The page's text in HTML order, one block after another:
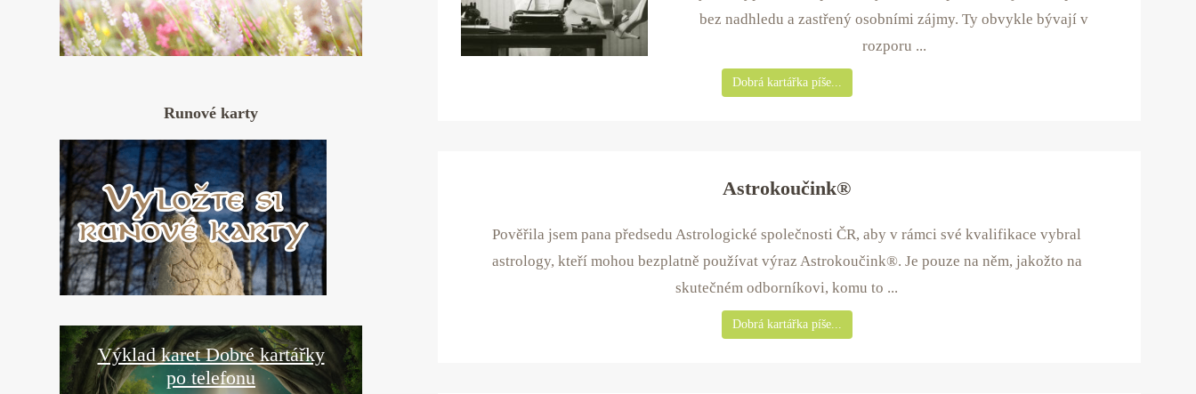
bez nadhledu a zastřený osobními zájmy. Ty obvykle bývají v
rozporu ...
Dobrá kartářka píše...
Astrokoučink®
Pověřila jsem pana předsedu Astrologické společnosti ČR, aby v rámci své kvalifikace vybral
astrology, kteří mohou bezplatně používat výraz Astrokoučink®. Je pouze na něm, jakožto na
skutečném odborníkovi, komu to ...
Dobrá kartářka píše...
Runové karty
Výklad karet Dobré kartářky
po telefonu